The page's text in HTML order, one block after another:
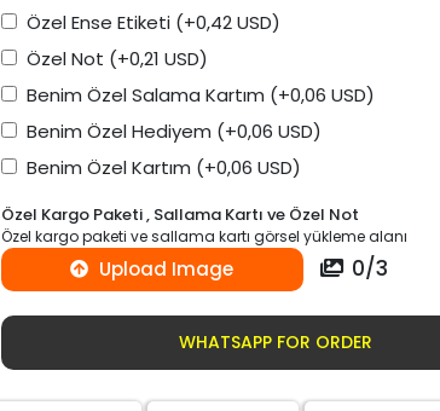
Özel Ense Etiketi (+0,42 USD)
Özel Not (+0,21 USD)
Benim Özel Salama Kartım (+0,06 USD)
Benim Özel Hediyem (+0,06 USD)
Benim Özel Kartım (+0,06 USD)
Özel Kargo Paketi , Sallama Kartı ve Özel Not
Özel kargo paketi ve sallama kartı görsel yükleme alanı
Upload Image 0/3
WHATSAPP FOR ORDER